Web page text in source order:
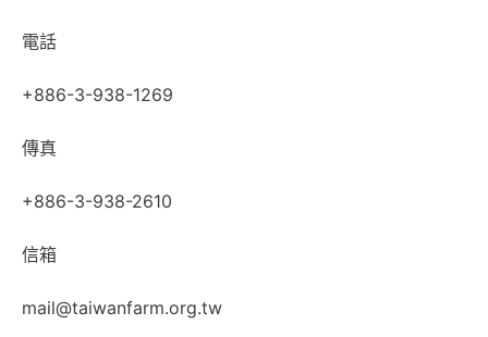
電話
+886-3-938-1269
傳真
+886-3-938-2610
信箱
mail@taiwanfarm.org.tw